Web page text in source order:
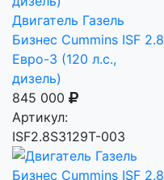
Двигатель Газель
Бизнес Cummins ISF 2.8
Евро-3 (120 л.с.,
дизель)
845 000
Артикул:
ISF2.8S3129T-003